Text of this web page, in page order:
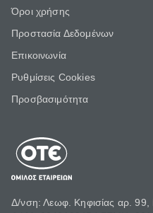
Όροι χρήσης
Προστασία Δεδομένων
Επικοινωνία
Ρυθμίσεις Cookies
Προσβασιμότητα
Δ/νση: Λεωφ. Κηφισίας αρ. 99,